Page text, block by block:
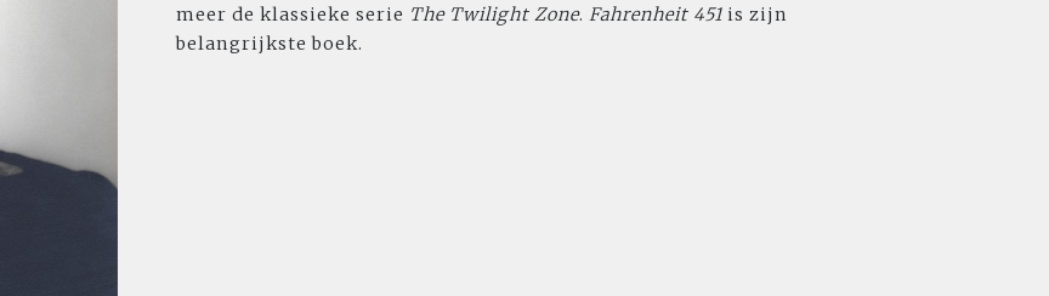
meer de klassieke serie The Twilight Zone. Fahrenheit 451 is zijn
belangrijkste boek.